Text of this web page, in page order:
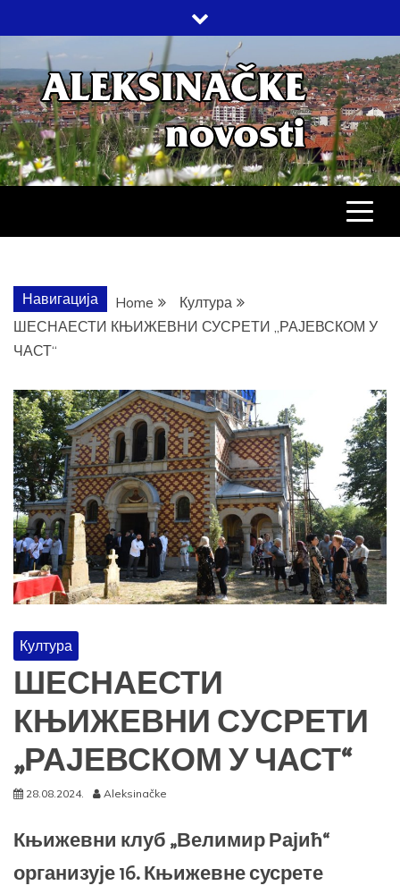
to
content
НОВОСТИ
ДРУШТВО, КУЛТУРА, ЕКОНОМИЈА,
СПОРТ, ПОСЛОВНИ ИМЕНИК,
Навигација Home
Култура
ШЕСНАЕСТИ КЊИЖЕВНИ СУСРЕТИ „РАЈЕВСКОМ У
ЧАСТ“
Култура
ШЕСНАЕСТИ
КЊИЖЕВНИ СУСРЕТИ
„РАЈЕВСКОМ У ЧАСТ“
28.08.2024. Aleksinačke
Књижевни клуб „Велимир Рајић“
организује 16. Књижевне сусрете